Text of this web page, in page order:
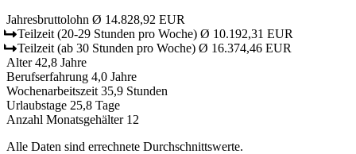
Jahresbruttolohn Ø 14.828,92 EUR
Teilzeit (20-29 Stunden pro Woche) Ø 10.192,31 EUR
Teilzeit (ab 30 Stunden pro Woche) Ø 16.374,46 EUR
Alter 42,8 Jahre
Berufserfahrung 4,0 Jahre
Wochenarbeitszeit 35,9 Stunden
Urlaubstage 25,8 Tage
Anzahl Monatsgehälter 12
Alle Daten sind errechnete Durchschnittswerte.